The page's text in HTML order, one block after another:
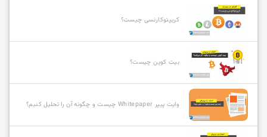
کریپتوکارنسی چیست؟
بیت کوین چیست؟
وایت پیپر Whitepaper چیست و چگونه آن را تحلیل کنیم؟